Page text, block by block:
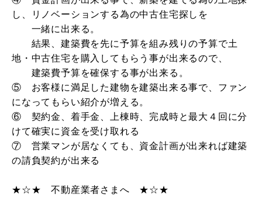
し、リノベーションする為の中古住宅探しを
一緒に出来る。
結果、建築費を先に予算を組み残りの予算で土
地・中古住宅を購入してもらう事が出来るので、
建築費予算を確保する事が出来る。
⑤ お客様に満足した建物を建築出来る事で、ファン
になってもらい紹介が増える。
⑥ 契約金、着手金、上棟時、完成時と最大４回に分
けて確実に資金を受け取れる
⑦ 営業マンが居なくても、資金計画が出来れば建築
の請負契約が出来る
★☆★ 不動産業者さまへ ★☆★